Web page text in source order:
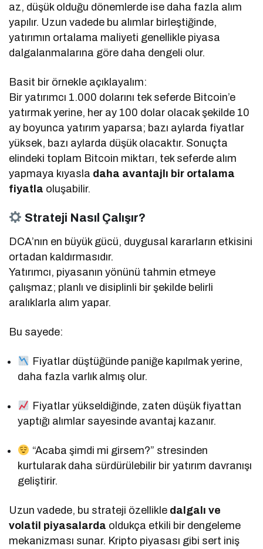
az, düşük olduğu dönemlerde ise daha fazla alım
yapılır. Uzun vadede bu alımlar birleştiğinde,
yatırımın ortalama maliyeti genellikle piyasa
dalgalanmalarına göre daha dengeli olur.
Basit bir örnekle açıklayalım:
Bir yatırımcı 1.000 dolarını tek seferde Bitcoin’e
yatırmak yerine, her ay 100 dolar olacak şekilde 10
ay boyunca yatırım yaparsa; bazı aylarda fiyatlar
yüksek, bazı aylarda düşük olacaktır. Sonuçta
elindeki toplam Bitcoin miktarı, tek seferde alım
yapmaya kıyasla daha avantajlı bir ortalama
fiyatla oluşabilir.
Strateji Nasıl Çalışır?
DCA’nın en büyük gücü, duygusal kararların etkisini
ortadan kaldırmasıdır.
Yatırımcı, piyasanın yönünü tahmin etmeye
çalışmaz; planlı ve disiplinli bir şekilde belirli
aralıklarla alım yapar.
Bu sayede:
Fiyatlar düştüğünde paniğe kapılmak yerine,
daha fazla varlık almış olur.
Fiyatlar yükseldiğinde, zaten düşük fiyattan
yaptığı alımlar sayesinde avantaj kazanır.
“Acaba şimdi mi girsem?” stresinden
kurtularak daha sürdürülebilir bir yatırım davranışı
geliştirir.
Uzun vadede, bu strateji özellikle dalgalı ve
volatil piyasalarda oldukça etkili bir dengeleme
mekanizması sunar. Kripto piyasası gibi sert iniş